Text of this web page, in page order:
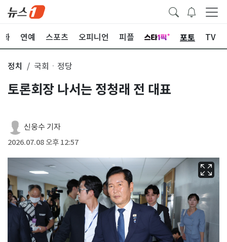
화 연예 스포츠 오피니언 피플 포토 TV
정치 국회ㆍ정당
토론회장 나서는 정청래 전 대표
신웅수 기자
2026.07.08 오후 12:57